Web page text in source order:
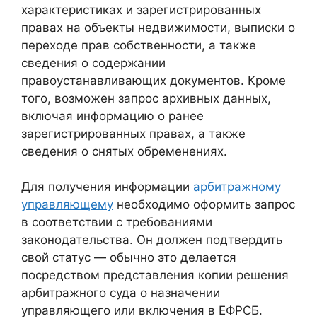
характеристиках и зарегистрированных
правах на объекты недвижимости, выписки о
переходе прав собственности, а также
сведения о содержании
правоустанавливающих документов. Кроме
того, возможен запрос архивных данных,
включая информацию о ранее
зарегистрированных правах, а также
сведения о снятых обременениях.
Для получения информации арбитражному
управляющему необходимо оформить запрос
в соответствии с требованиями
законодательства. Он должен подтвердить
свой статус — обычно это делается
посредством представления копии решения
арбитражного суда о назначении
управляющего или включения в ЕФРСБ.